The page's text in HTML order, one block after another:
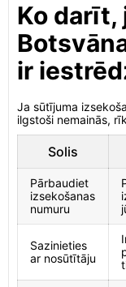
Ko darīt,
ir
Ja sūtījuma
ilgstoši nemainās,
Solis
Pārbaudiet
izsekošanas
numuru
Sazinieties
ar nosūtītāju